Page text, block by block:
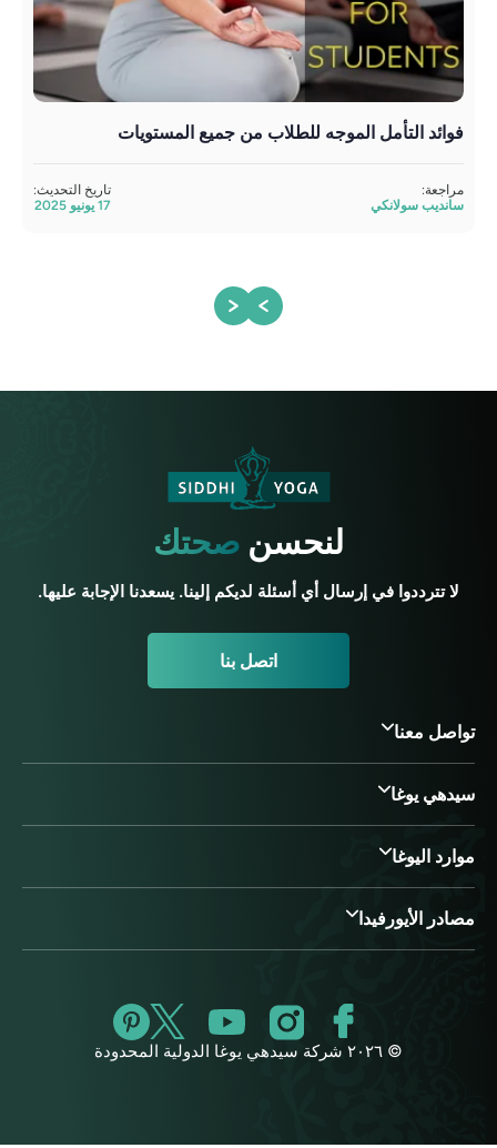
فوائد التأمل الموجه للطلاب من جميع المستويات
مراجعة:
سانديب سولانكي
تاريخ التحديث:
17 يونيو 2025
لنحسنصحتك
لا تترددوا في إرسال أي أسئلة لديكم إلينا. يسعدنا الإجابة عليها.
اتصل بنا
تواصل معنا
سيدهي يوغا
موارد اليوغا
مصادر الأيورفيدا
© ٢٠٢٦ شركة سيدهي يوغا الدولية المحدودة